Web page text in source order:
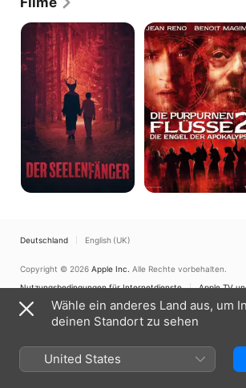
Der
Seelenfänger
Die
purpurnen
Flüsse
2
-
Die
Engel
der
Apokalypse
Deutschland English (UK)
Copyright © 2026 Apple Inc. Alle Rechte vorbehalten.
Nutzungsbedingungen für Internetdienste
Apple TV
Cookie-Richtlinie
Support
Wähle ein anderes Land aus, um
deinen Standort zu sehen
United States